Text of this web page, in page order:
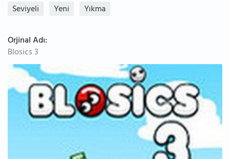
Seviyeli
Yeni Yıkma
Orjinal Adı:
Blosics 3